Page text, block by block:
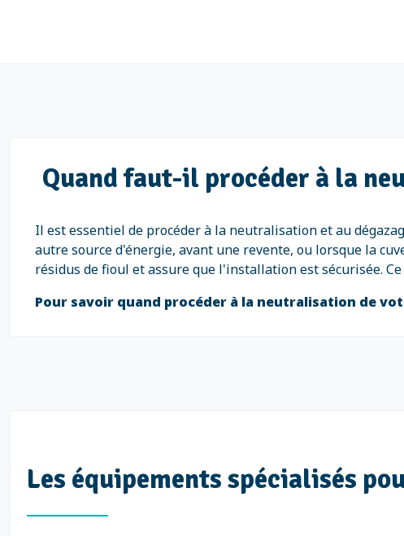
Quand faut-il procéder à la
Il est essentiel de procéder à la neutralisation et au
autre source d'énergie, avant une revente, ou lorsque la
résidus de fioul et assure que l'installation est sécurisée.
Pour savoir quand procéder à la neutralisation de
Les équipements spécialisés